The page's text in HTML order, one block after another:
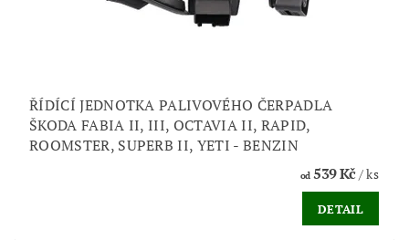
ŘÍDÍCÍ JEDNOTKA PALIVOVÉHO ČERPADLA
ŠKODA FABIA II, III, OCTAVIA II, RAPID,
ROOMSTER, SUPERB II, YETI - BENZIN
od539 Kč/ ks
DETAIL